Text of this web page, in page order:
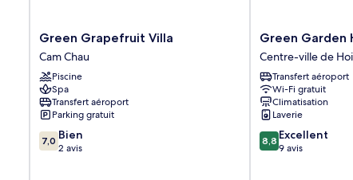
Green
Grapefruit
Villa
Cam
Chau
Green Grapefruit Villa
Cam Chau
Piscine
Spa
Transfert aéroport
Parking gratuit
7.0
sur
7,0 Bien
2 avis
Green
Garden
House
Homestay
Centre-
ville
de
Hoi
An
Green Garden
Centre-ville de
Transfert aéroport
Wi-Fi gratuit
Climatisation
Laverie
8.8
sur
8,8 Excellent
9 avis